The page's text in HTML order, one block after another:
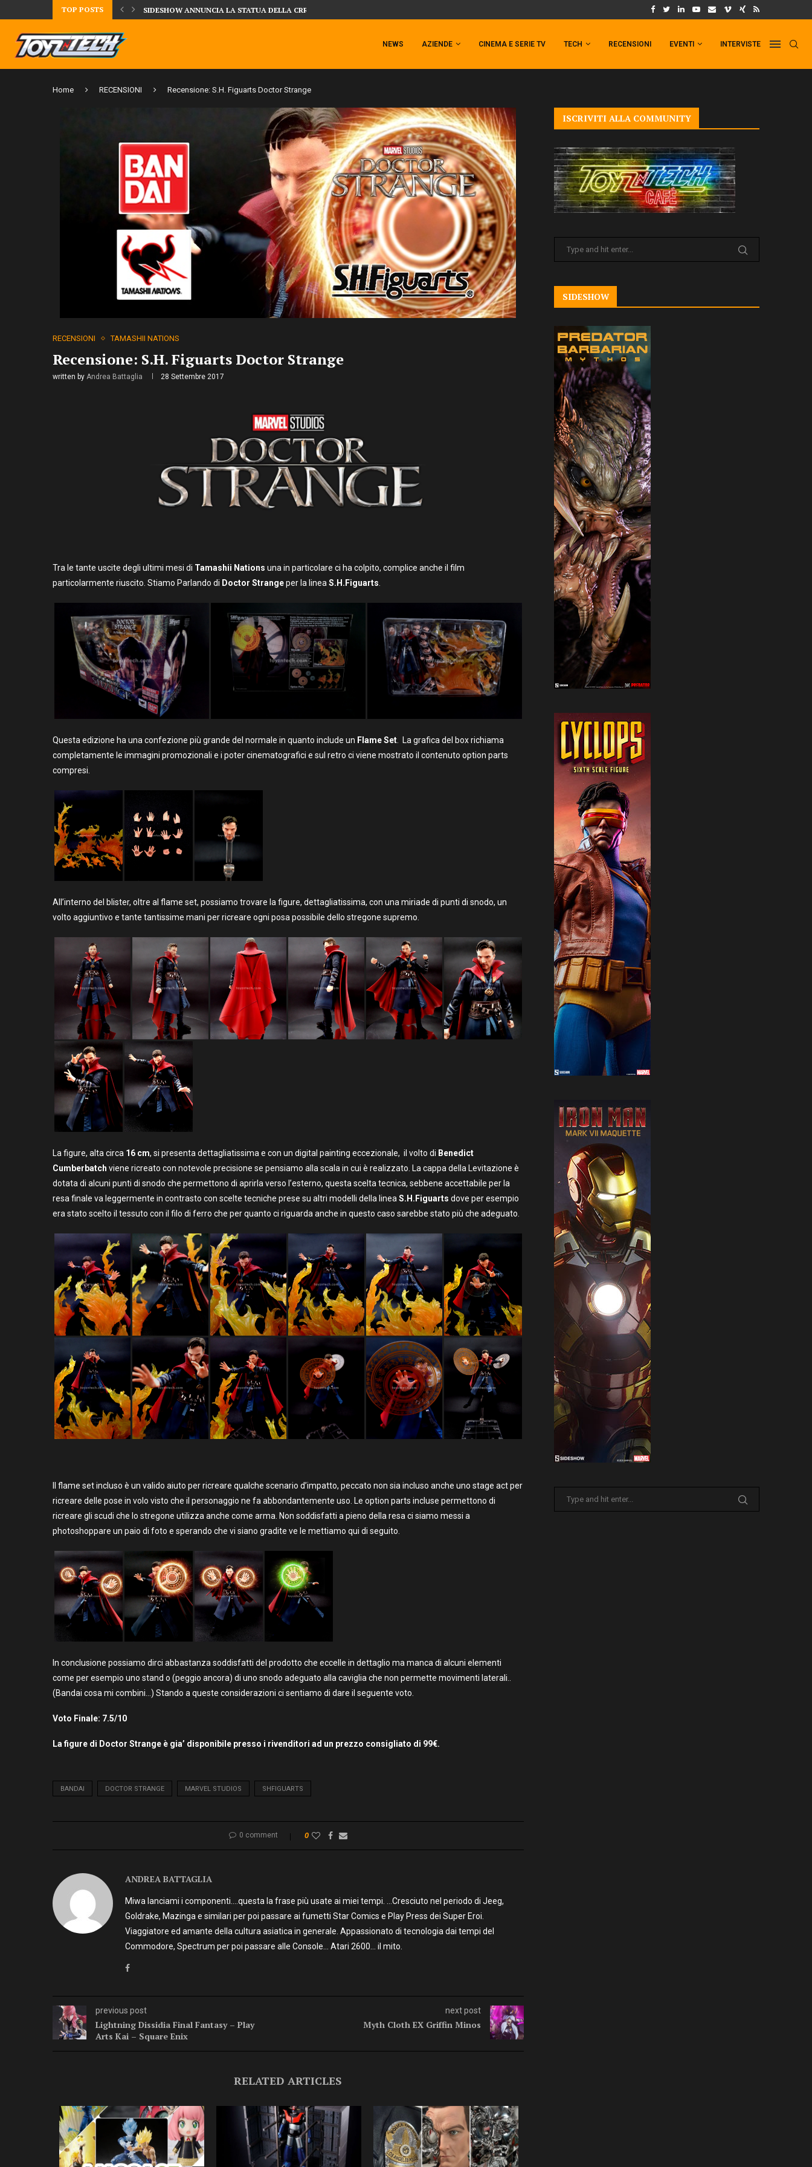
TOP POSTS DAL MONDO DEGLI X-MEN ARRIVA TEMPESTA TARGATA SIDESHOW! IL TRAILER DI FIST OF THE NORTH STAR!
NEWS AZIENDE CINEMA E SERIE TV TECH RECENSIONI EVENTI INTERVISTE
Home RECENSIONI Recensione: S.H. Figuarts Doctor Strange
RECENSIONI TAMASHII NATIONS
Recensione: S.H. Figuarts Doctor Strange
written by Andrea Battaglia 28 Settembre 2017
Tra le tante uscite degli ultimi mesi di Tamashii Nations una in particolare ci ha colpito, complice anche il film
particolarmente riuscito. Stiamo Parlando di Doctor Strangeper la lineaS.H.Figuarts.
Questa edizione ha una confezione più grande del normale in quanto include un Flame Set. La grafica del box richiama
completamente le immagini promozionali e i poter cinematografici e sul retro ci viene mostrato il contenuto option parts
compresi.
All’interno del blister, oltre al flame set, possiamo trovare la figure, dettagliatissima, con una miriade di punti di snodo, un
volto aggiuntivo e tante tantissime mani per ricreare ogni posa possibile dello stregone supremo.
La figure, alta circa 16 cm, si presenta dettagliatissima e con un digital painting eccezionale, il volto di Benedict
Cumberbatch viene ricreato con notevole precisione se pensiamo alla scala in cui è realizzato. La cappa della Levitazione è
dotata di alcuni punti di snodo che permettono di aprirla verso l’esterno, questa scelta tecnica, sebbene accettabile per la
resa finale va leggermente in contrasto con scelte tecniche prese su altri modelli della linea S.H.Figuarts dove per esempio
era stato scelto il tessuto con il filo di ferro che per quanto ci riguarda anche in questo caso sarebbe stato più che adeguato.
Il flame set incluso è un valido aiuto per ricreare qualche scenario d’impatto, peccato non sia incluso anche uno stage act per
ricreare delle pose in volo visto che il personaggio ne fa abbondantemente uso. Le option parts incluse permettono di
ricreare gli scudi che lo stregone utilizza anche come arma. Non soddisfatti a pieno della resa ci siamo messi a
photoshoppare un paio di foto e sperando che vi siano gradite ve le mettiamo qui di seguito.
In conclusione possiamo dirci abbastanza soddisfatti del prodotto che eccelle in dettaglio ma manca di alcuni elementi
come per esempio uno stand o (peggio ancora) di uno snodo adeguato alla caviglia che non permette movimenti laterali..
(Bandai cosa mi combini…) Stando a queste considerazioni ci sentiamo di dare il seguente voto.
Voto Finale: 7.5/10
La figure di Doctor Strange è gia’ disponibile presso i rivenditori ad un prezzo consigliato di 99€.
BANDAI DOCTOR STRANGE MARVEL STUDIOS SHFIGUARTS
0 comment 0
ANDREA BATTAGLIA
Miwa lanciami i componenti….questa la frase più usate ai miei tempi. …Cresciuto nel periodo di Jeeg,
Goldrake, Mazinga e similari per poi passare ai fumetti Star Comics e Play Press dei Super Eroi.
Viaggiatore ed amante della cultura asiatica in generale. Appassionato di tecnologia dai tempi del
Commodore, Spectrum per poi passare alle Console… Atari 2600… il mito.
previous post
Lightning Dissidia Final Fantasy – Play
Arts Kai – Square Enix
next post
Myth Cloth EX Griffin Minos
RELATED ARTICLES
ISCRIVITI ALLA COMMUNITY
SIDESHOW